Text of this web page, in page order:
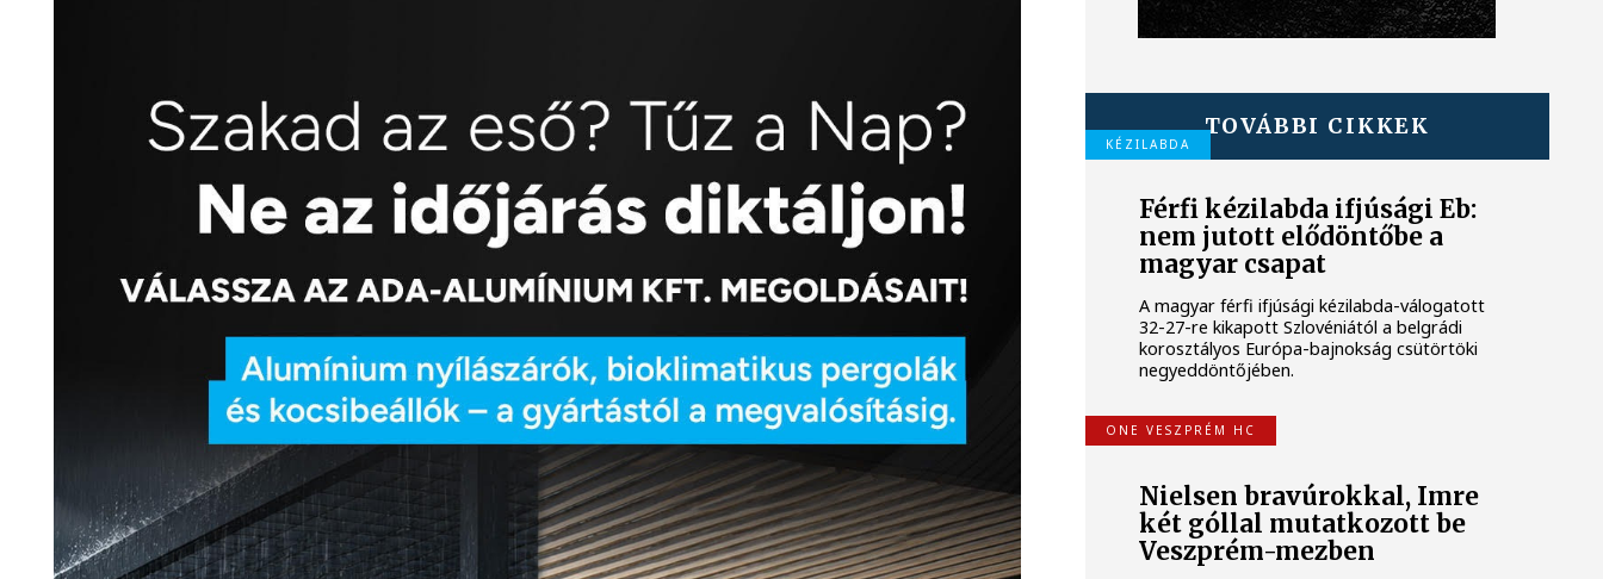
TOVÁBBI CIKKEK
KÉZILABDA
Férfi kézilabda ifjúsági Eb:
nem jutott elődöntőbe a
magyar csapat
A magyar férfi ifjúsági kézilabda-válogatott
32-27-re kikapott Szlovéniától a belgrádi
korosztályos Európa-bajnokság csütörtöki
negyeddöntőjében.
ONE VESZPRÉM HC
Nielsen bravúrokkal, Imre
két góllal mutatkozott be
Veszprém-mezben